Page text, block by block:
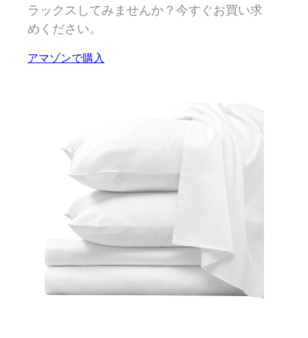
ラックスしてみませんか？今すぐお買い求
めください。
アマゾンで購入